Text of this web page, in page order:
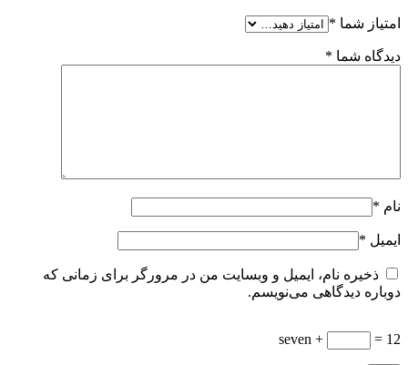
امتیاز شما *
دیدگاه شما *
نام *
ایمیل *
ذخیره نام، ایمیل و وبسایت من در مرورگر برای زمانی که
دوباره دیدگاهی می‌نویسم.
seven + = 12